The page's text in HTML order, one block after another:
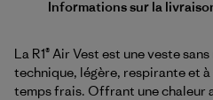
Informations sur la
La R1® Air Vest est une veste
technique, légère, respirante et
temps frais. Offrant une chaleur